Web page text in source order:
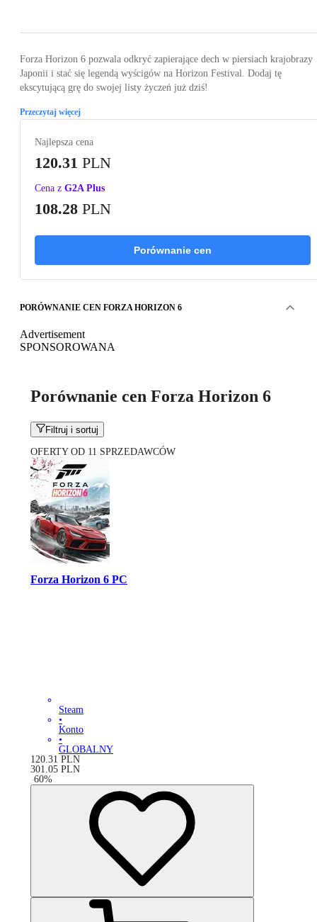
Forza Horizon 6 pozwala odkryć zapierające dech w piersiach krajobrazy
Japonii i stać się legendą wyścigów na Horizon Festival. Dodaj tę
ekscytującą grę do swojej listy życzeń już dziś!
Przeczytaj więcej
Najlepsza cena
120.31 PLN
Cena z G2A Plus
108.28 PLN
Porównanie cen
PORÓWNANIE CEN FORZA HORIZON 6
Advertisement
SPONSOROWANA
Porównanie cen Forza Horizon 6
Filtruj i sortuj
OFERTY OD 11 SPRZEDAWCÓW
Forza Horizon 6 PC
Steam
•
Konto
•
GLOBALNY
120.31 PLN
301.05 PLN
-60%